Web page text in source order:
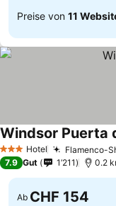
Preise von 11
3 SterneHotel Flamenco-
Windsor Puerta
7.9 Gut 1’211 0.2
Ab CHF 154